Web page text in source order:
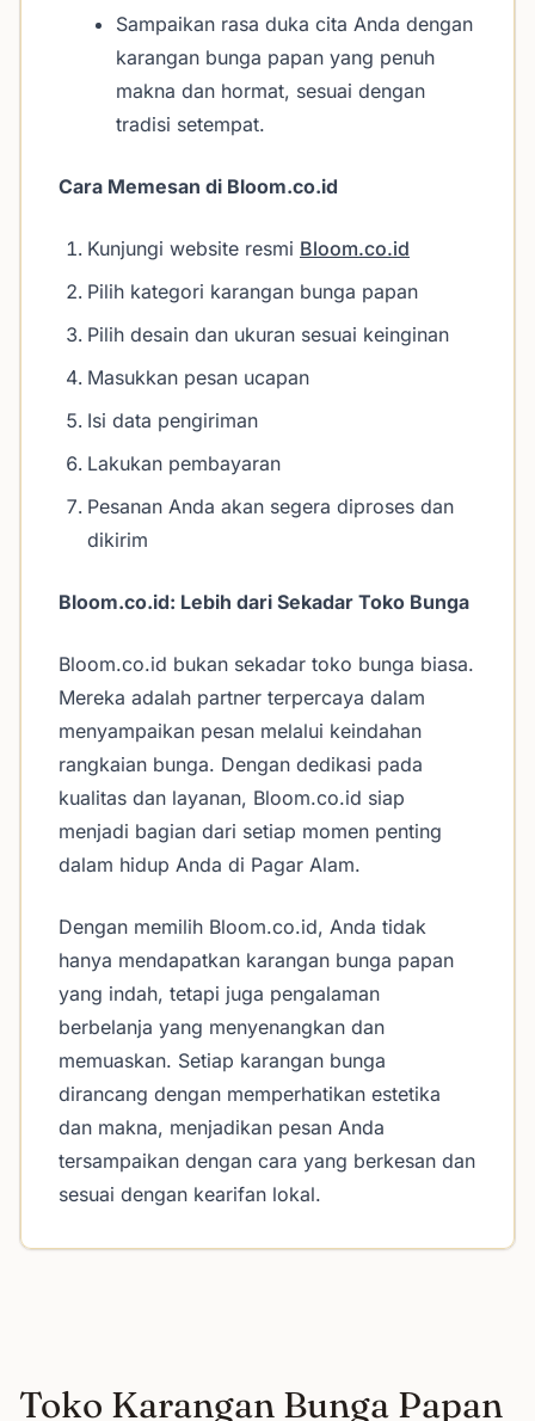
Sampaikan rasa duka cita Anda dengan
karangan bunga papan yang penuh
makna dan hormat, sesuai dengan
tradisi setempat.
Cara Memesan di Bloom.co.id
Kunjungi website resmi Bloom.co.id
Pilih kategori karangan bunga papan
Pilih desain dan ukuran sesuai keinginan
Masukkan pesan ucapan
Isi data pengiriman
Lakukan pembayaran
Pesanan Anda akan segera diproses dan
dikirim
Bloom.co.id: Lebih dari Sekadar Toko Bunga
Bloom.co.id bukan sekadar toko bunga biasa.
Mereka adalah partner terpercaya dalam
menyampaikan pesan melalui keindahan
rangkaian bunga. Dengan dedikasi pada
kualitas dan layanan, Bloom.co.id siap
menjadi bagian dari setiap momen penting
dalam hidup Anda di Pagar Alam.
Dengan memilih Bloom.co.id, Anda tidak
hanya mendapatkan karangan bunga papan
yang indah, tetapi juga pengalaman
berbelanja yang menyenangkan dan
memuaskan. Setiap karangan bunga
dirancang dengan memperhatikan estetika
dan makna, menjadikan pesan Anda
tersampaikan dengan cara yang berkesan dan
sesuai dengan kearifan lokal.
Toko Karangan Bunga Papan